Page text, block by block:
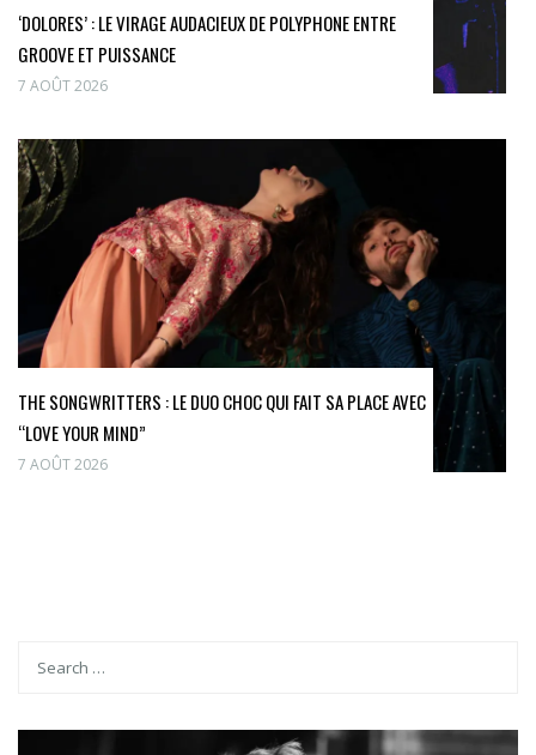
‘DOLORES’ : LE VIRAGE AUDACIEUX DE POLYPHONE ENTRE
GROOVE ET PUISSANCE
7 AOÛT 2026
THE SONGWRITTERS : LE DUO CHOC QUI FAIT SA PLACE AVEC
“LOVE YOUR MIND”
7 AOÛT 2026